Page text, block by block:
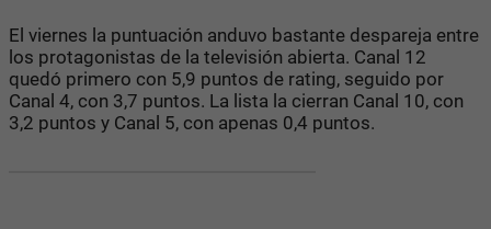
El viernes la puntuación anduvo bastante despareja entre
los protagonistas de la televisión abierta. Canal 12
quedó primero con 5,9 puntos de rating, seguido por
Canal 4, con 3,7 puntos. La lista la cierran Canal 10, con
3,2 puntos y Canal 5, con apenas 0,4 puntos.